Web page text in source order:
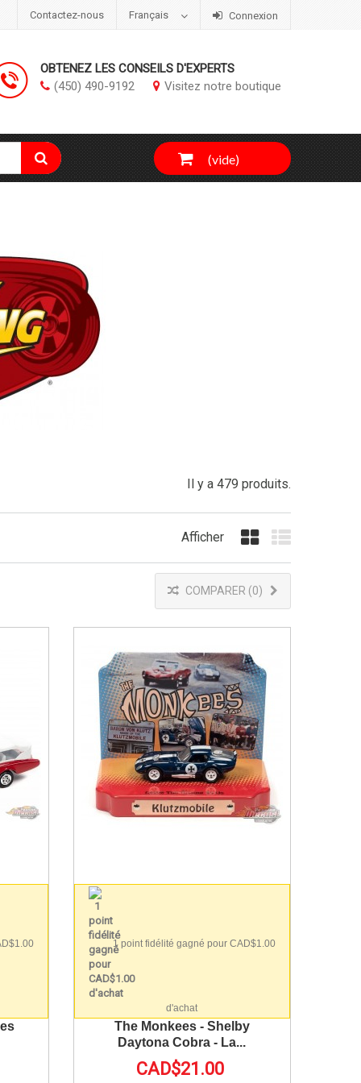
Connexion
Français
Contactez-nous
OBTENEZ LES CONSEILS D'EXPERTS
(450) 490-9192
Visitez notre boutique
(vide)
Il y a 479 produits.
Afficher
COMPARER (0)
1 point fidélité gagné pour CAD$1.00
d'achat
The Monkees - Shelby
Daytona Cobra - La...
CAD$21.00